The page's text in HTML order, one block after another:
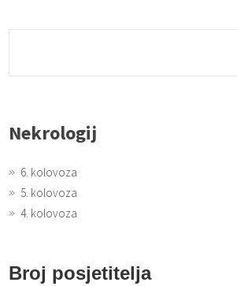
Nekrologij
6. kolovoza
5. kolovoza
4. kolovoza
Broj posjetitelja